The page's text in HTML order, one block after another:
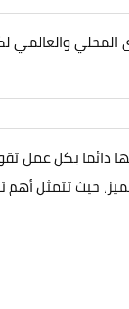
والعالمي
دائما بكل عمل
حيث تتمثل أهم